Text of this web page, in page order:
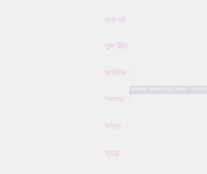
व्रत-पर्व
पूजा विधि
कर्मकांड
नवरात्र
स्तोत्र
श्राद्ध